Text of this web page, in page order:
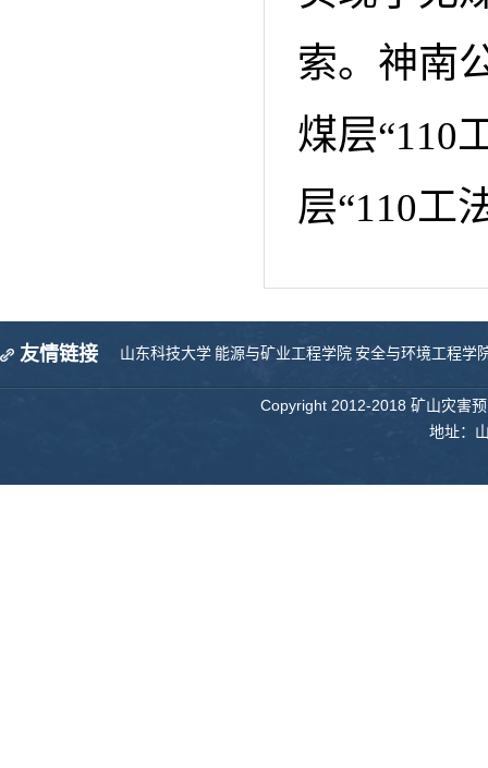
索。神南
煤层“110
层“110工
友情链接 山东科技大学 能源与矿业工程学院 安全与环境工程学
Copyright 2012-2018 矿山灾害
地址：